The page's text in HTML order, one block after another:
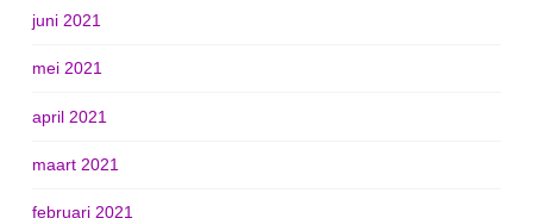
juni 2021
mei 2021
april 2021
maart 2021
februari 2021